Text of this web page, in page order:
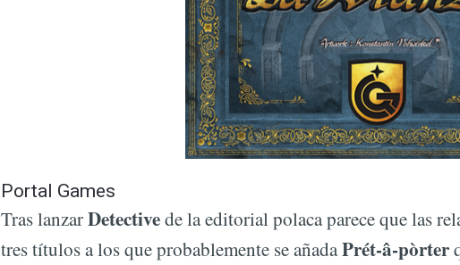
Portal Games
Tras lanzarDetectivede la editorial polaca parece que las
tres títulos a los que probablemente se añadaPrét-â-pòrter